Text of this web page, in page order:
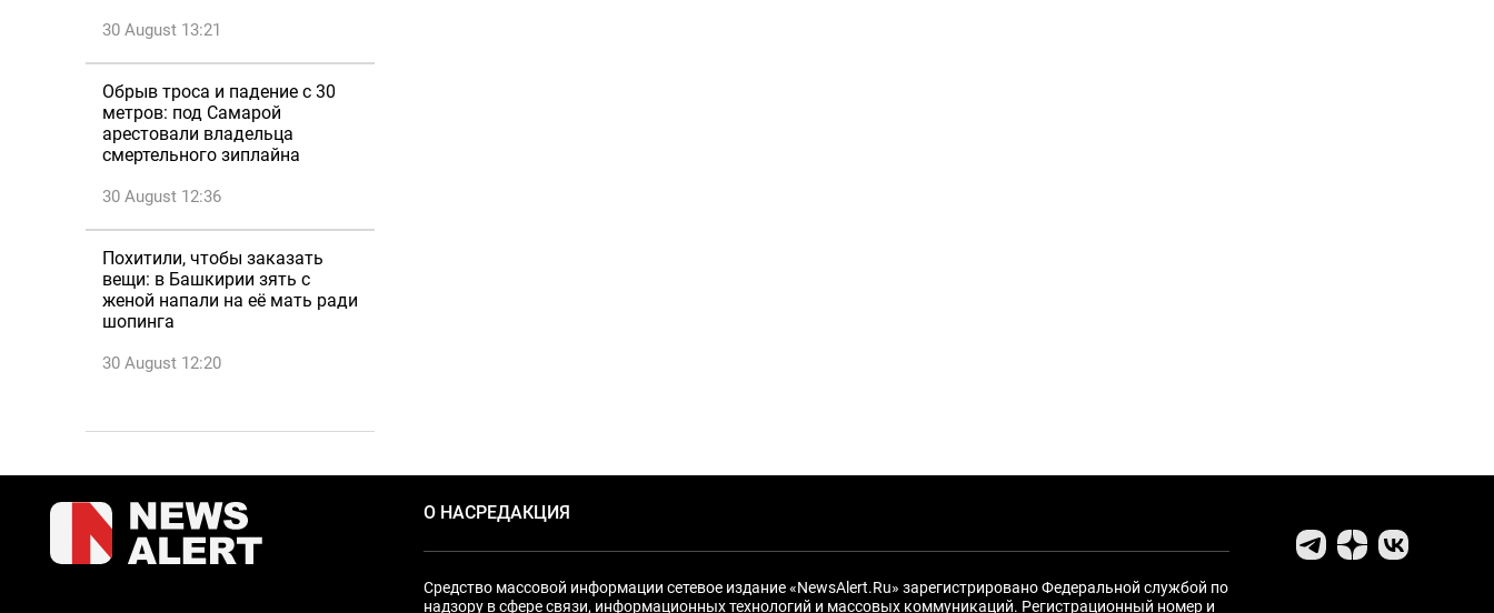
30 August 13:21
Обрыв троса и падение с 30
метров: под Самарой
арестовали владельца
смертельного зиплайна
30 August 12:36
Похитили, чтобы заказать
вещи: в Башкирии зять с
женой напали на её мать ради
шопинга
30 August 12:20
О НАСРЕДАКЦИЯ
Средство массовой информации сетевое издание «NewsAlert.Ru» зарегистрировано Федеральной службой по
надзору в сфере связи, информационных технологий и массовых коммуникаций. Регистрационный номер и